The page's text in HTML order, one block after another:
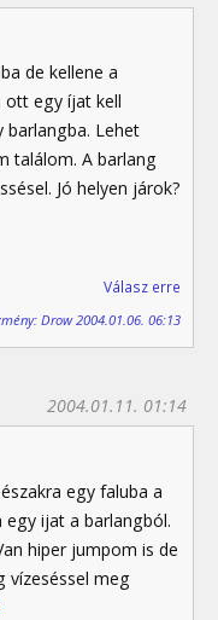
de kellene a
ott egy íjat kell
Lehet
találom. A barlang
Jó helyen járok?
Válasz erre
Drow 2004.01.06. 06:13
2004.01.11. 01:14
egy faluba a
ijat a barlangból.
hiper jumpom is de
vízeséssel meg